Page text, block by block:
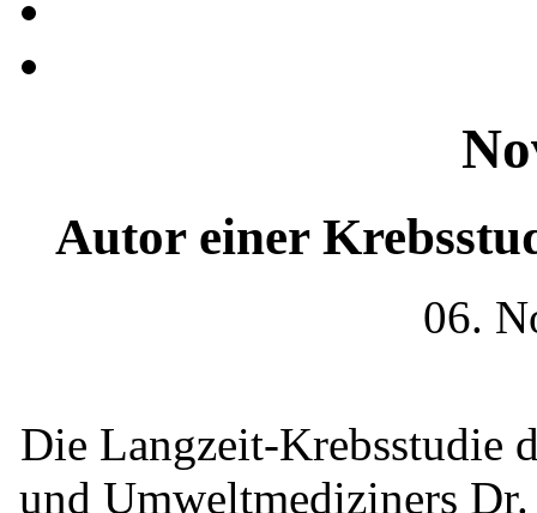
Autor einer
06.
Die Langzeit-Krebsstudie
und Umweltmediziners